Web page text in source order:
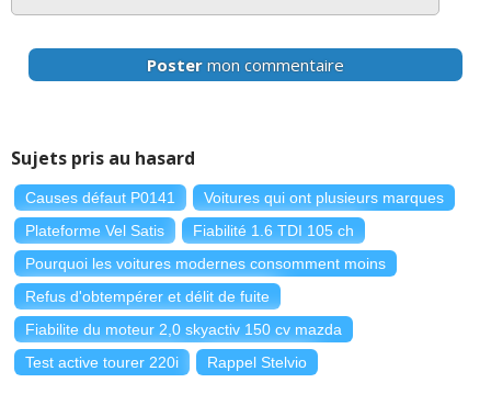
Poster mon commentaire
Sujets pris au hasard
Causes défaut P0141
Voitures qui ont plusieurs marques
Plateforme Vel Satis
Fiabilité 1.6 TDI 105 ch
Pourquoi les voitures modernes consomment moins
Refus d'obtempérer et délit de fuite
Fiabilite du moteur 2,0 skyactiv 150 cv mazda
Test active tourer 220i
Rappel Stelvio